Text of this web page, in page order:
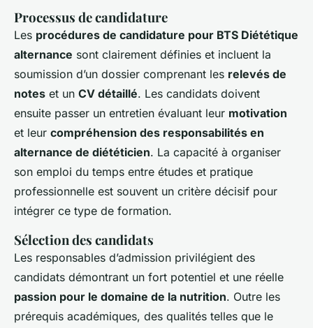
Processus de candidature
Les procédures de candidature pour BTS Diététique
alternance sont clairement définies et incluent la
soumission d’un dossier comprenant les relevés de
notes et un CV détaillé. Les candidats doivent
ensuite passer un entretien évaluant leur motivation
et leur compréhension des responsabilités en
alternance de diététicien. La capacité à organiser
son emploi du temps entre études et pratique
professionnelle est souvent un critère décisif pour
intégrer ce type de formation.
Sélection des candidats
Les responsables d’admission privilégient des
candidats démontrant un fort potentiel et une réelle
passion pour le domaine de la nutrition. Outre les
prérequis académiques, des qualités telles que le